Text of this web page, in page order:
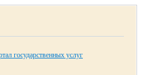
государственных услуг